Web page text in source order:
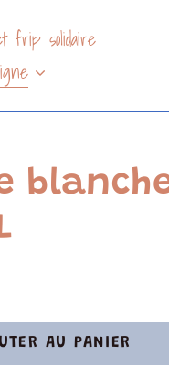
frip solidaire
AU PANIER